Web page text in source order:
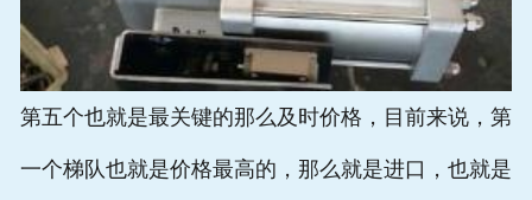
第五个也就是最关键的那么及时价格，目前来说，第
一个梯队也就是价格最高的，那么就是进口，也就是